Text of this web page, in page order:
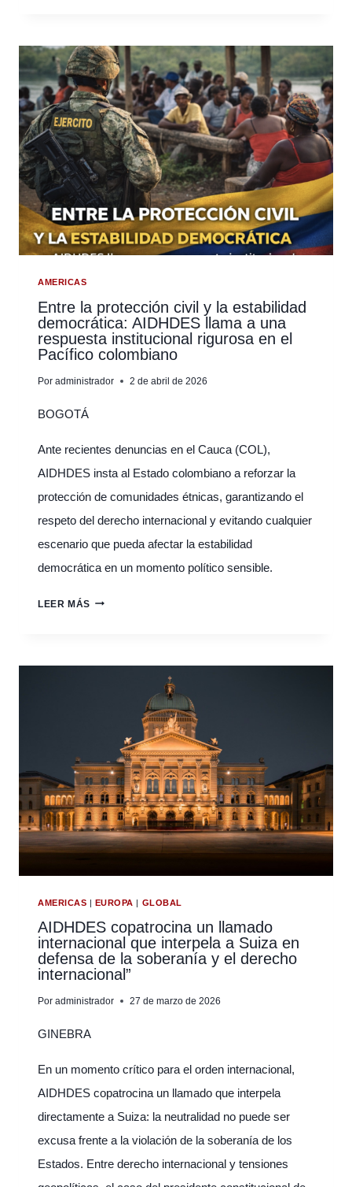
NUEVA
SESIÓN
DEL
GRUPO
DE
TRABAJO
DE
EXPERTOS
DE
LA
ONU
ENTRE
MEMORIA,
JUSTICIA
Y
ACCIÓN
AMERICAS
Entre la protección civil y la estabilidad
democrática: AIDHDES llama a una
respuesta institucional rigurosa en el
Pacífico colombiano
Por administrador 2 de abril de 2026
BOGOTÁ
Ante recientes denuncias en el Cauca (COL),
AIDHDES insta al Estado colombiano a reforzar la
protección de comunidades étnicas, garantizando el
respeto del derecho internacional y evitando cualquier
escenario que pueda afectar la estabilidad
democrática en un momento político sensible.
LEER MÁSENTRE
ESTABILIDAD
DEMOCRÁTICA:
AIDHDES
LLAMA
A
UNA
RESPUESTA
INSTITUCIONAL
EL
PACÍFICO
COLOMBIANO
AMERICAS | EUROPA | GLOBAL
AIDHDES copatrocina un llamado
internacional que interpela a Suiza en
defensa de la soberanía y el derecho
internacional”
Por administrador 27 de marzo de 2026
GINEBRA
En un momento crítico para el orden internacional,
AIDHDES copatrocina un llamado que interpela
directamente a Suiza: la neutralidad no puede ser
excusa frente a la violación de la soberanía de los
Estados. Entre derecho internacional y tensiones